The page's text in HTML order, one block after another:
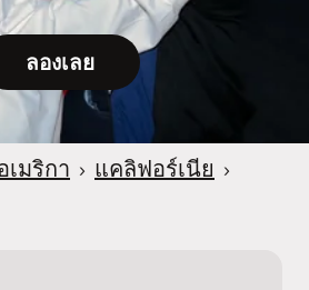
ลองเลย
เมริกา › แคลิฟอร์เนีย ›